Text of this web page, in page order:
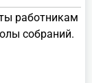
работникам
собраний.